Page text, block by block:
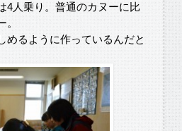
4人乗り。普通のカヌーに比
めるように作っているんだと